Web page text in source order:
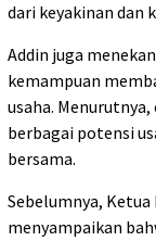
dari keyakinan dan
Addin juga
kemampuan
usaha.
berbagai potensi
bersama.
Sebelumnya, Ketua
menyampaikan